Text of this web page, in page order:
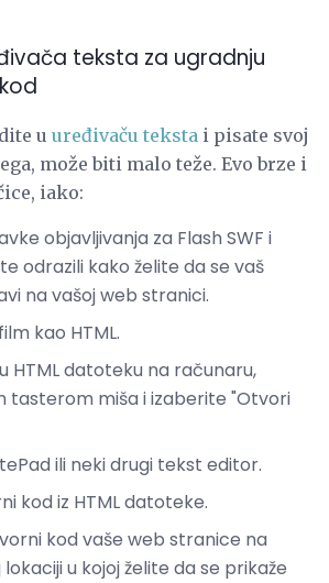
teksta za ugradnju
u uređivaču teksta i pisate svoj
može biti malo teže. Evo brze i
iako:
objavljivanja za Flash SWF i
odrazili kako želite da se vaš
na vašoj web stranici.
kao HTML.
HTML datoteku na računaru,
tasterom miša i izaberite "Otvori
ili neki drugi tekst editor.
kod iz HTML datoteke.
kod vaše web stranice na
u kojoj želite da se prikaže